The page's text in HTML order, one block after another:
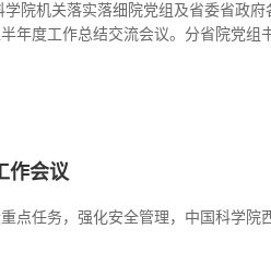
院机关落实落细院党组及省委省政
年度工作总结交流会议。分省院党组
作会议
点任务，强化安全管理，中国科学院